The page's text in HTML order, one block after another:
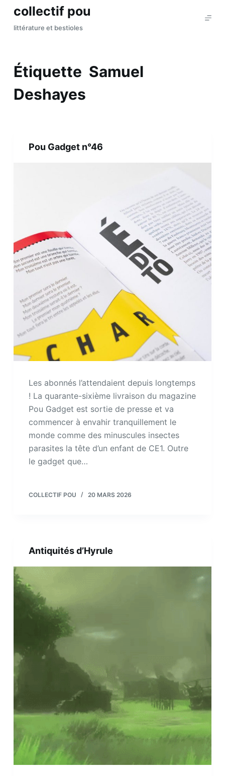
P
a
e
a
collectif pou
littérature et bestioles
Étiquette Samuel
Deshayes
Pou Gadget n°46
Les abonnés l’attendaient depuis longtemps
! La quarante-sixième livraison du magazine
Pou Gadget est sortie de presse et va
commencer à envahir tranquillement le
monde comme des minuscules insectes
parasites la tête d’un enfant de CE1. Outre
le gadget que…
COLLECTIF POU 20 MARS 2026
Antiquités d’Hyrule